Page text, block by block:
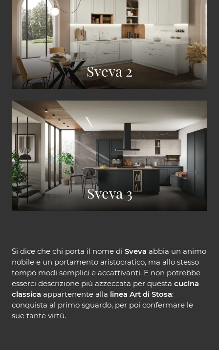
Sveva 2
Sveva 3
Si dice che chi porta il nome di Sveva abbia un animo
nobile e un portamento aristocratico, ma allo stesso
tempo modi semplici e accattivanti. E non potrebbe
esserci descrizione più azzeccata per questa cucina
classica appartenente alla linea Art di Stosa:
conquista al primo sguardo, per poi confermare le
sue tante virtù.